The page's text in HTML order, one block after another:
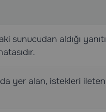
sunucudan aldığı yanıtı
yer alan, istekleri ileten